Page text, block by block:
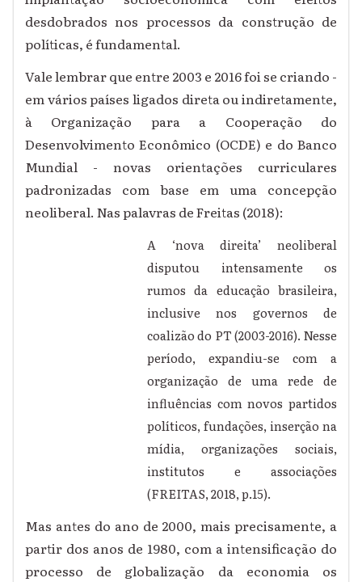
desdobrados nos processos da construção de
políticas, é fundamental.
Vale lembrar que entre 2003 e 2016 foi se criando -
em vários países ligados direta ou indiretamente,
à Organização para a Cooperação do
Desenvolvimento Econômico (OCDE) e do Banco
Mundial - novas orientações curriculares
padronizadas com base em uma concepção
neoliberal. Nas palavras de Freitas (2018):
A ‘nova direita’ neoliberal
disputou intensamente os
rumos da educação brasileira,
inclusive nos governos de
coalizão do PT (2003-2016). Nesse
período, expandiu-se com a
organização de uma rede de
influências com novos partidos
políticos, fundações, inserção na
mídia, organizações sociais,
institutos e associações
(FREITAS, 2018, p.15).
Mas antes do ano de 2000, mais precisamente, a
partir dos anos de 1980, com a intensificação do
processo de globalização da economia os